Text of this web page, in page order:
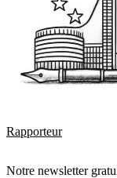
Rapporteur
Notre newsletter